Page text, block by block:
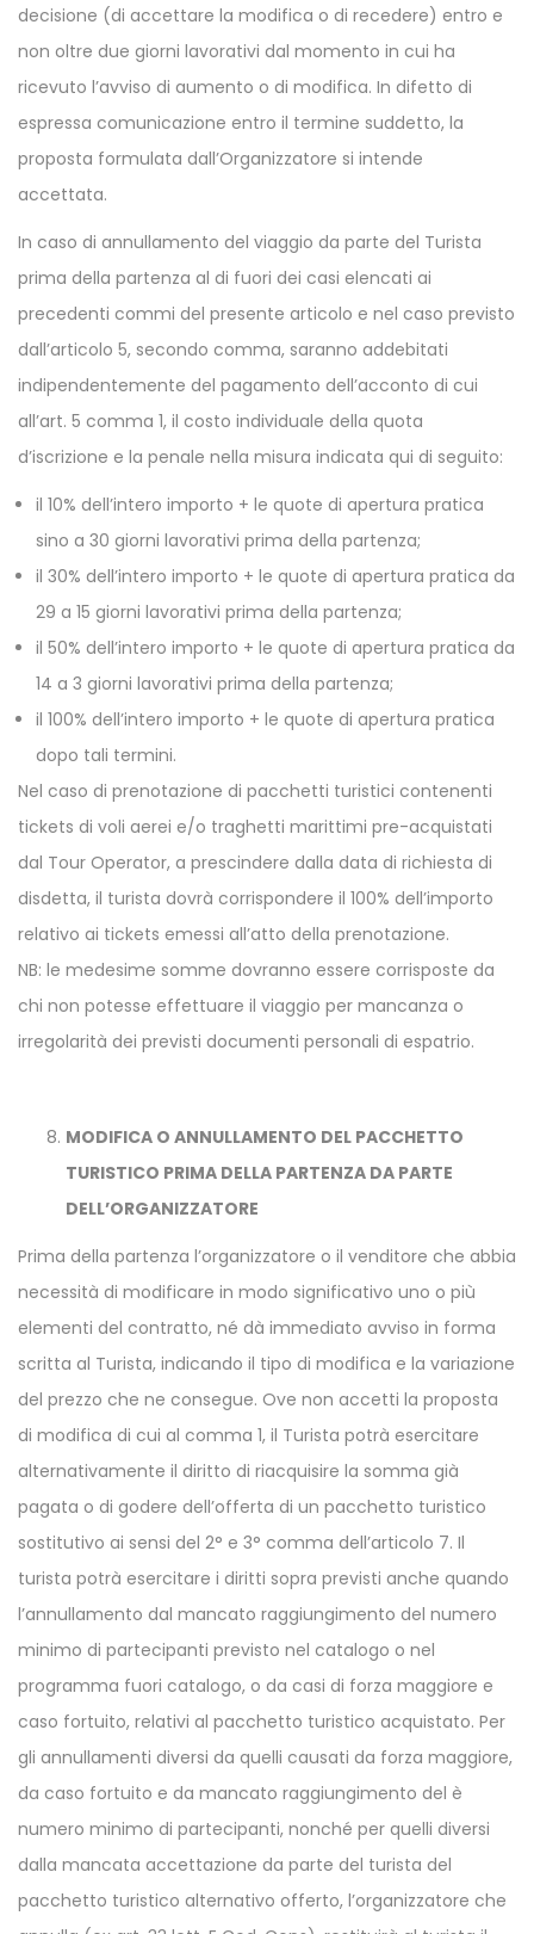
decisione (di accettare la modifica o di recedere) entro e
non oltre due giorni lavorativi dal momento in cui ha
ricevuto l’avviso di aumento o di modifica. In difetto di
espressa comunicazione entro il termine suddetto, la
proposta formulata dall’Organizzatore si intende
accettata.
In caso di annullamento del viaggio da parte del Turista
prima della partenza al di fuori dei casi elencati ai
precedenti commi del presente articolo e nel caso previsto
dall’articolo 5, secondo comma, saranno addebitati
indipendentemente del pagamento dell’acconto di cui
all’art. 5 comma 1, il costo individuale della quota
d’iscrizione e la penale nella misura indicata qui di seguito:
il 10% dell’intero importo + le quote di apertura pratica
sino a 30 giorni lavorativi prima della partenza;
il 30% dell’intero importo + le quote di apertura pratica da
29 a 15 giorni lavorativi prima della partenza;
il 50% dell’intero importo + le quote di apertura pratica da
14 a 3 giorni lavorativi prima della partenza;
il 100% dell’intero importo + le quote di apertura pratica
dopo tali termini.
Nel caso di prenotazione di pacchetti turistici contenenti
tickets di voli aerei e/o traghetti marittimi pre-acquistati
dal Tour Operator, a prescindere dalla data di richiesta di
disdetta, il turista dovrà corrispondere il 100% dell’importo
relativo ai tickets emessi all’atto della prenotazione.
NB: le medesime somme dovranno essere corrisposte da
chi non potesse effettuare il viaggio per mancanza o
irregolarità dei previsti documenti personali di espatrio.
MODIFICA O ANNULLAMENTO DEL PACCHETTO
TURISTICO PRIMA DELLA PARTENZA DA PARTE
DELL’ORGANIZZATORE
Prima della partenza l’organizzatore o il venditore che abbia
necessità di modificare in modo significativo uno o più
elementi del contratto, né dà immediato avviso in forma
scritta al Turista, indicando il tipo di modifica e la variazione
del prezzo che ne consegue. Ove non accetti la proposta
di modifica di cui al comma 1, il Turista potrà esercitare
alternativamente il diritto di riacquisire la somma già
pagata o di godere dell’offerta di un pacchetto turistico
sostitutivo ai sensi del 2° e 3° comma dell’articolo 7. Il
turista potrà esercitare i diritti sopra previsti anche quando
l’annullamento dal mancato raggiungimento del numero
minimo di partecipanti previsto nel catalogo o nel
programma fuori catalogo, o da casi di forza maggiore e
caso fortuito, relativi al pacchetto turistico acquistato. Per
gli annullamenti diversi da quelli causati da forza maggiore,
da caso fortuito e da mancato raggiungimento del è
numero minimo di partecipanti, nonché per quelli diversi
dalla mancata accettazione da parte del turista del
pacchetto turistico alternativo offerto, l’organizzatore che